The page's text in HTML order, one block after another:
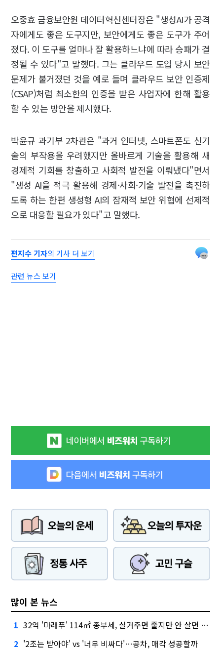
오중효 금융보안원 데이터혁신센터장은 "생성AI가 공격
자에게도 좋은 도구지만, 보안에게도 좋은 도구가 주어
졌다. 이 도구를 얼마나 잘 활용하느냐에 따라 승패가 결
정될 수 있다"고 말했다. 그는 클라우드 도입 당시 보안
문제가 불거졌던 것을 예로 들며 클라우드 보안 인증제
(CSAP)처럼 최소한의 인증을 받은 사업자에 한해 활용
할 수 있는 방안을 제시했다.
박윤규 과기부 2차관은 "과거 인터넷, 스마트폰도 신기
술의 부작용을 우려했지만 올바르게 기술을 활용해 새
경제적 기회를 창출하고 사회적 발전을 이뤄냈다"면서
"생성 AI을 적극 활용해 경제·사회·기술 발전을 촉진하
도록 하는 한편 생성형 AI의 잠재적 보안 위협에 선제적
으로 대응할 필요가 있다"고 말했다.
편지수 기자의 기사 더 보기
관련 뉴스 보기
많이 본 뉴스
1 32억 '마래푸' 114㎡ 종부세, 실거주면 줄지만 안 살면 2.5배
2 '2조는 받아야' vs '너무 비싸다'…공차, 매각 성공할까